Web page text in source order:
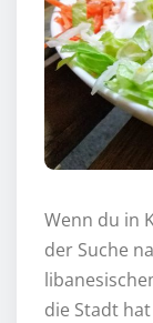
Wenn du in
der Suche
die Stadt